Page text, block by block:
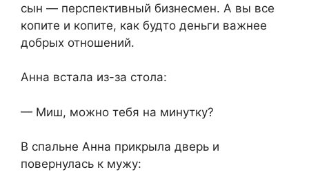
сын — перспективный бизнесмен. А вы все
копите и копите, как будто деньги важнее
добрых отношений.
Анна встала из-за стола:
— Миш, можно тебя на минутку?
В спальне Анна прикрыла дверь и
повернулась к мужу: